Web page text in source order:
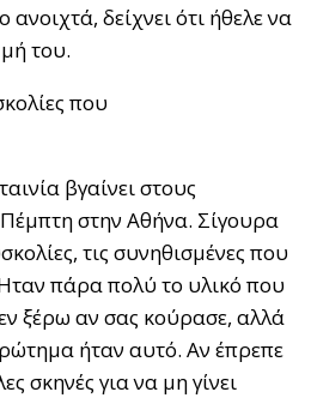
ανοιχτά, δείχνει ότι ήθελε να
του.
που
βγαίνει στους
στην Αθήνα. Σίγουρα
τις συνηθισμένες που
Ήταν πάρα πολύ το υλικό που
ξέρω αν σας κούρασε, αλλά
ήταν αυτό. Αν έπρεπε
σκηνές για να μη γίνει